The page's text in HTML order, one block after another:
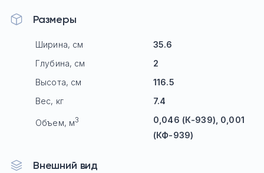
Размеры
Ширина, см
35.6
Глубина, см
2
Высота, см
116.5
Вес, кг
7.4
Объем, м3
0,046 (К-939), 0,001
(КФ-939)
Внешний вид